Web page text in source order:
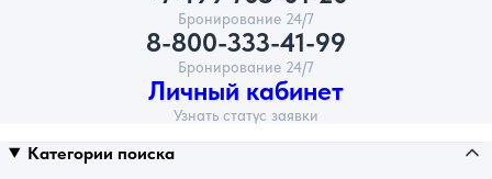
Бронирование 24/7
8-800-333-41-99
Бронирование 24/7
Личный кабинет
Узнать статус заявки
Категории поиска